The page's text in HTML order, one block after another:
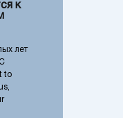
к
лет
to